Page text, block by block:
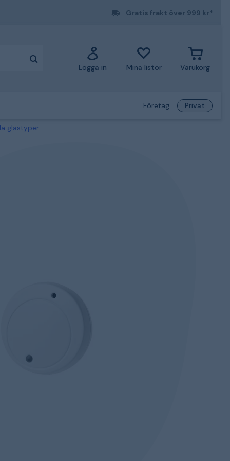
Gratis frakt över 999 kr*
Logga in Mina listor Varukorg
Företag Privat
glastyper